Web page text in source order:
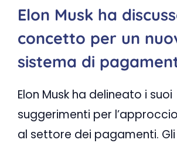
Elon Musk ha
concetto per un
sistema di
Elon Musk ha delineato i suoi
suggerimenti per
al settore dei pagamenti.